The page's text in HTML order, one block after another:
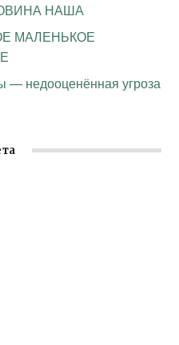
НАША
МАЛЕНЬКОЕ
недооценённая угроза